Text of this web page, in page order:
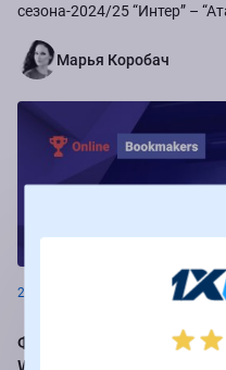
сезона-2024/25 “Интер” –
Марья Коробач
Новости
26.08.2024
Фрибеты до 250 000